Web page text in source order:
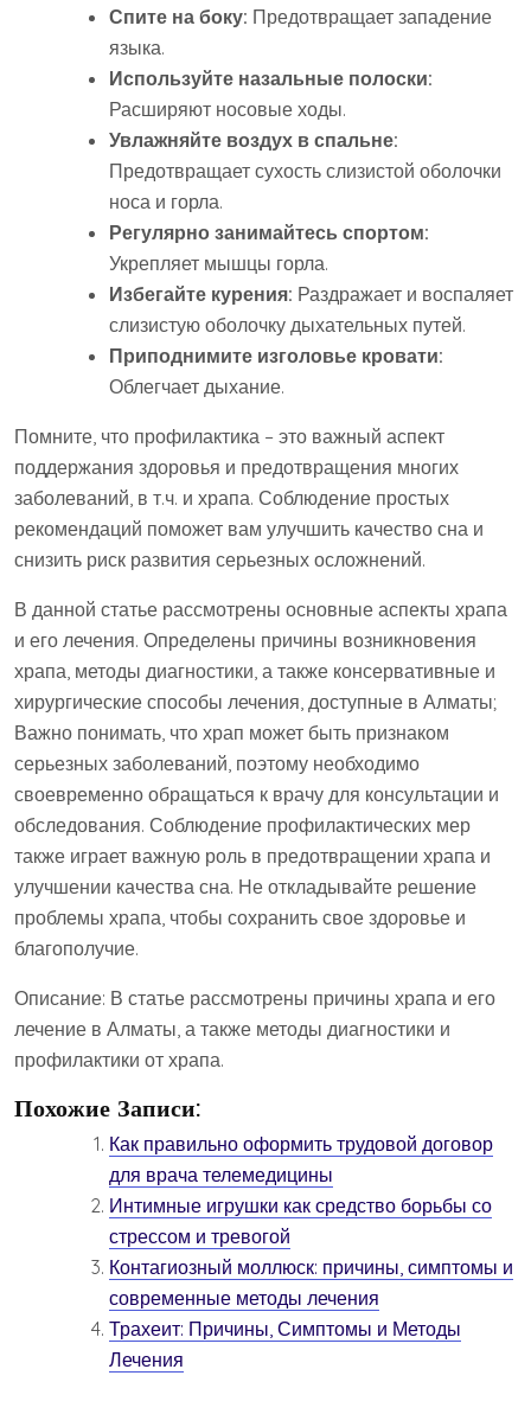
Спите на боку: Предотвращает западение
языка.
Используйте назальные полоски:
Расширяют носовые ходы.
Увлажняйте воздух в спальне:
Предотвращает сухость слизистой оболочки
носа и горла.
Регулярно занимайтесь спортом:
Укрепляет мышцы горла.
Избегайте курения: Раздражает и воспаляет
слизистую оболочку дыхательных путей.
Приподнимите изголовье кровати:
Облегчает дыхание.
Помните, что профилактика – это важный аспект
поддержания здоровья и предотвращения многих
заболеваний, в т.ч. и храпа. Соблюдение простых
рекомендаций поможет вам улучшить качество сна и
снизить риск развития серьезных осложнений.
В данной статье рассмотрены основные аспекты храпа
и его лечения. Определены причины возникновения
храпа, методы диагностики, а также консервативные и
хирургические способы лечения, доступные в Алматы;
Важно понимать, что храп может быть признаком
серьезных заболеваний, поэтому необходимо
своевременно обращаться к врачу для консультации и
обследования. Соблюдение профилактических мер
также играет важную роль в предотвращении храпа и
улучшении качества сна. Не откладывайте решение
проблемы храпа, чтобы сохранить свое здоровье и
благополучие.
Описание: В статье рассмотрены причины храпа и его
лечение в Алматы, а также методы диагностики и
профилактики от храпа.
Похожие Записи:
Как правильно оформить трудовой договор
для врача телемедицины
Интимные игрушки как средство борьбы со
стрессом и тревогой
Контагиозный моллюск: причины, симптомы и
современные методы лечения
Трахеит: Причины, Симптомы и Методы
Лечения